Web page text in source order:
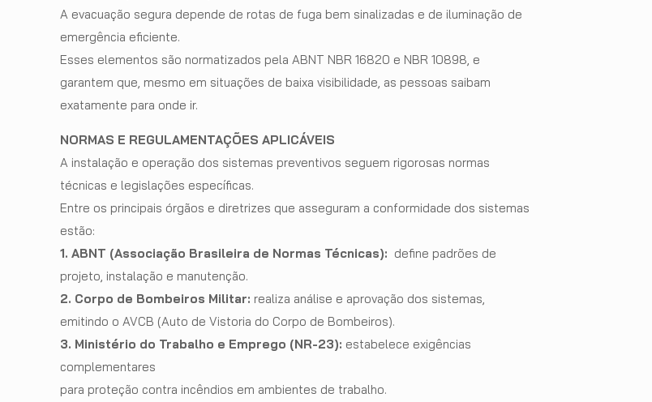
A evacuação segura depende de rotas de fuga bem sinalizadas e de iluminação de
emergência eficiente.
Esses elementos são normatizados pela ABNT NBR 16820 e NBR 10898, e
garantem que, mesmo em situações de baixa visibilidade, as pessoas saibam
exatamente para onde ir.
NORMAS E REGULAMENTAÇÕES APLICÁVEIS
A instalação e operação dos sistemas preventivos seguem rigorosas normas
técnicas e legislações específicas.
Entre os principais órgãos e diretrizes que asseguram a conformidade dos sistemas
estão:
1. ABNT (Associação Brasileira de Normas Técnicas): define padrões de
projeto, instalação e manutenção.
2. Corpo de Bombeiros Militar: realiza análise e aprovação dos sistemas,
emitindo o AVCB (Auto de Vistoria do Corpo de Bombeiros).
3. Ministério do Trabalho e Emprego (NR-23): estabelece exigências
complementares
para proteção contra incêndios em ambientes de trabalho.